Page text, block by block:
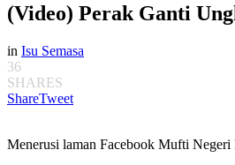
(Video) Perak Ganti
in Isu Semasa
36
SHARES
ShareTweet
Menerusi laman Facebook Mufti Negeri